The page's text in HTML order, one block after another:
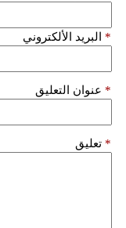
البريد الألكتروني *
عنوان التعليق *
تعليق *